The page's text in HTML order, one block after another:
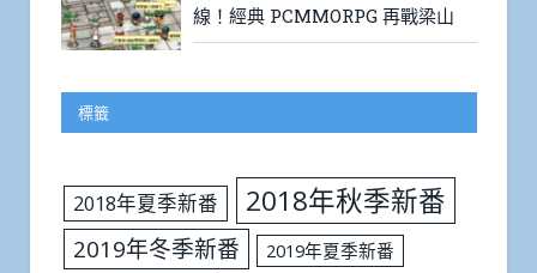
線！經典 PCMMORPG 再戰梁山
標籤
2018年夏季新番 2018年秋季新番
2019年冬季新番
2019年夏季新番